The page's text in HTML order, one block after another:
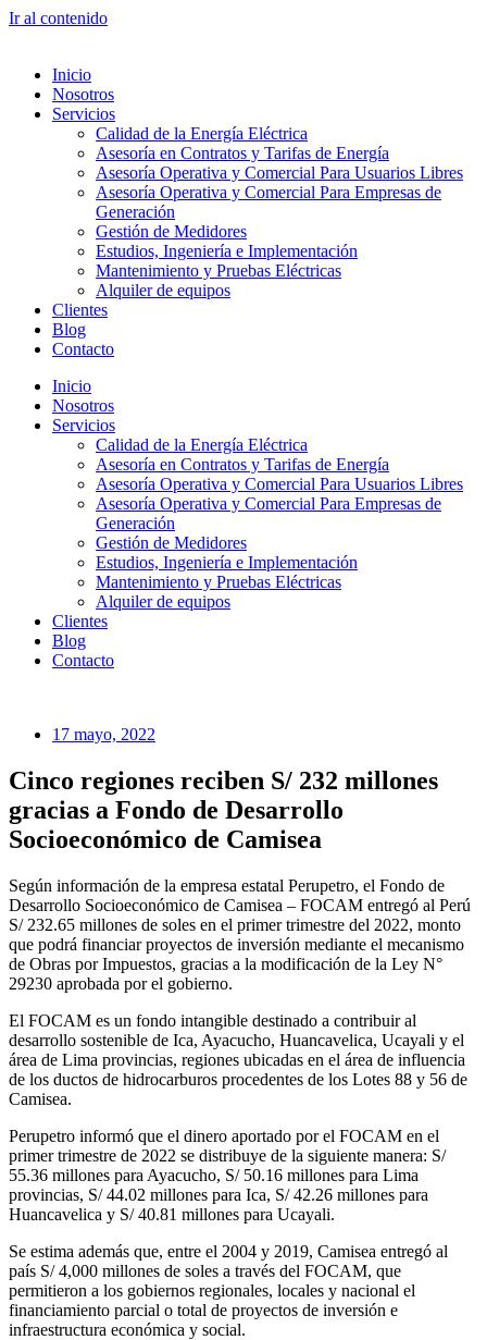
Ir al contenido
Inicio
Nosotros
Servicios
Calidad de la Energía Eléctrica
Asesoría en Contratos y Tarifas de Energía
Asesoría Operativa y Comercial Para Usuarios Libres
Asesoría Operativa y Comercial Para Empresas de
Generación
Gestión de Medidores
Estudios, Ingeniería e Implementación
Mantenimiento y Pruebas Eléctricas
Alquiler de equipos
Clientes
Blog
Contacto
Inicio
Nosotros
Servicios
Calidad de la Energía Eléctrica
Asesoría en Contratos y Tarifas de Energía
Asesoría Operativa y Comercial Para Usuarios Libres
Asesoría Operativa y Comercial Para Empresas de
Generación
Gestión de Medidores
Estudios, Ingeniería e Implementación
Mantenimiento y Pruebas Eléctricas
Alquiler de equipos
Clientes
Blog
Contacto
17 mayo, 2022
Cinco regiones reciben S/ 232 millones
gracias a Fondo de Desarrollo
Socioeconómico de Camisea
Según información de la empresa estatal Perupetro, el Fondo de
Desarrollo Socioeconómico de Camisea – FOCAM entregó al Perú
S/ 232.65 millones de soles en el primer trimestre del 2022, monto
que podrá financiar proyectos de inversión mediante el mecanismo
de Obras por Impuestos, gracias a la modificación de la Ley N°
29230 aprobada por el gobierno.
El FOCAM es un fondo intangible destinado a contribuir al
desarrollo sostenible de Ica, Ayacucho, Huancavelica, Ucayali y el
área de Lima provincias, regiones ubicadas en el área de influencia
de los ductos de hidrocarburos procedentes de los Lotes 88 y 56 de
Camisea.
Perupetro informó que el dinero aportado por el FOCAM en el
primer trimestre de 2022 se distribuye de la siguiente manera: S/
55.36 millones para Ayacucho, S/ 50.16 millones para Lima
provincias, S/ 44.02 millones para Ica, S/ 42.26 millones para
Huancavelica y S/ 40.81 millones para Ucayali.
Se estima además que, entre el 2004 y 2019, Camisea entregó al
país S/ 4,000 millones de soles a través del FOCAM, que
permitieron a los gobiernos regionales, locales y nacional el
financiamiento parcial o total de proyectos de inversión e
infraestructura económica y social.